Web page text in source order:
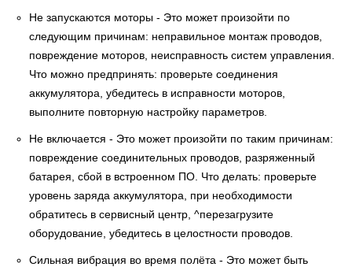
Не запускаются моторы - Это может произойти по
следующим причинам: неправильное монтаж проводов,
повреждение моторов, неисправность систем управления.
Что можно предпринять: проверьте соединения
аккумулятора, убедитесь в исправности моторов,
выполните повторную настройку параметров.
Не включается - Это может произойти по таким причинам:
повреждение соединительных проводов, разряженный
батарея, сбой в встроенном ПО. Что делать: проверьте
уровень заряда аккумулятора, при необходимости
обратитесь в сервисный центр, ^перезагрузите
оборудование, убедитесь в целостности проводов.
Сильная вибрация во время полёта - Это может быть